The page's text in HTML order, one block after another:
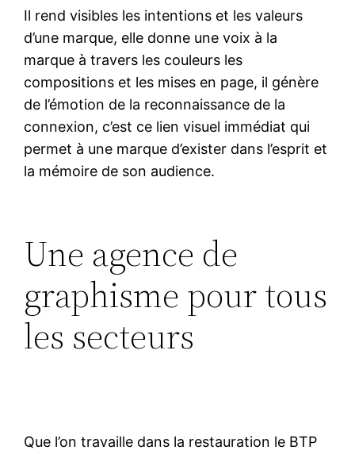
Il rend visibles les intentions et les valeurs
d’une marque, elle donne une voix à la
marque à travers les couleurs les
compositions et les mises en page, il génère
de l’émotion de la reconnaissance de la
connexion, c’est ce lien visuel immédiat qui
permet à une marque d’exister dans l’esprit et
la mémoire de son audience.
Une agence de
graphisme pour tous
les secteurs
Que l’on travaille dans la restauration le BTP